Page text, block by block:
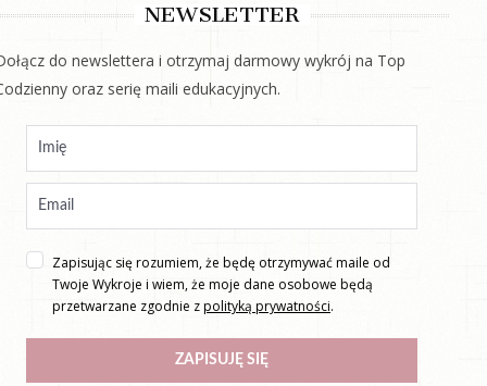
NEWSLETTER
do newslettera i otrzymaj darmowy wykrój na Top
oraz serię maili edukacyjnych.
Zapisując się rozumiem, że będę otrzymywać maile od
Twoje Wykroje i wiem, że moje dane osobowe będą
przetwarzane zgodnie zpolityką prywatności.
ZAPISUJĘ SIĘ